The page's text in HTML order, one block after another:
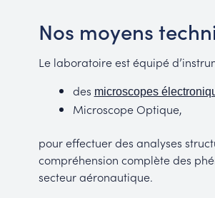
Nos moyens
Le laboratoire est équipé
des microscopes
Microscope Optique,
pour effectuer des analyses
compréhension complète des
secteur aéronautique.